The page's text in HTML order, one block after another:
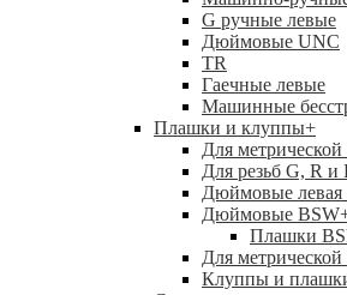
G ручные левые
Дюймовые UNC
TR
Гаечные левые
Машинные
Плашки и клуппы+
Для метрической
Для резьб G, R и
Дюймовые левая
Дюймовые BSW
Плашки
Для
Клуппы и